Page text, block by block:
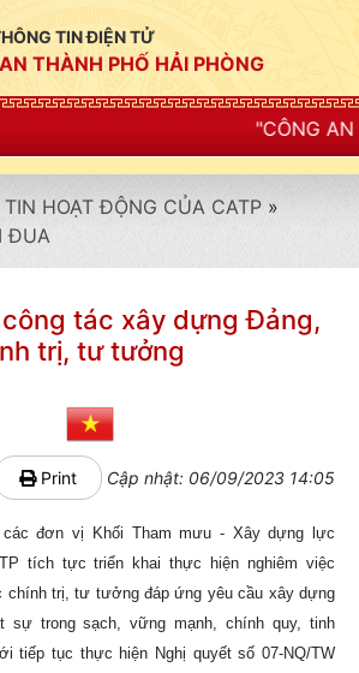
TIN ĐIỆN TỬ
THÀNH PHỐ HẢI PHÒNG
"CÔNG AN THÀNH PHỐ
TIN HOẠT ĐỘNG CỦA CATP »
ĐUA
tác xây dựng Đảng,
trị, tư tưởng
Print Cập nhật: 06/09/2023 14:05
các đơn vị Khối Tham mưu - Xây dựng lực
tích tực triển khai thực hiện nghiêm việc
chính trị, tư tưởng đáp ứng yêu cầu xây dựng
sự trong sạch, vững mạnh, chính quy, tinh
tiếp tục thực hiện Nghị quyết số 07-NQ/TW